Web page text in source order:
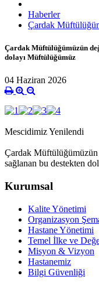
Haberler
Çardak
Çardak Müftülüğümüzün
dolayı Müftülüğümüz
04 Haziran 2026
Mescidimiz Yenilendi
Çardak Müftülüğümüzün
sağlanan bu destekten
Kurumsal
Kalite Yönetimi
Organizasyon
Hastane Yönetimi
Temel İlke ve
Misyon & Vizyon
Hastanemiz
Bilgi Güvenliği